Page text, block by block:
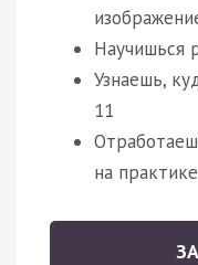
Научишься
Узнаешь,
11
на практике